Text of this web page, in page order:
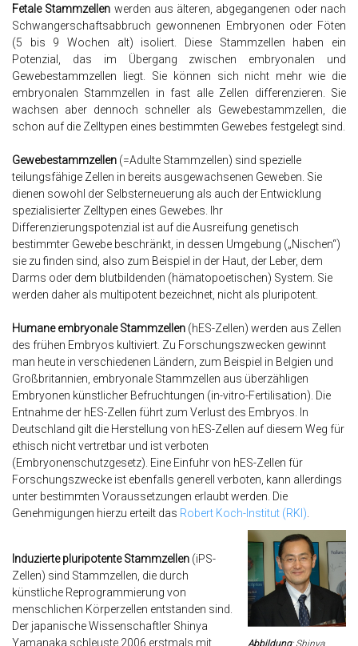
Fetale Stammzellen werden aus älteren, abgegangenen oder nach
Schwangerschaftsabbruch gewonnenen Embryonen oder Föten
(5 bis 9 Wochen alt) isoliert. Diese Stammzellen haben ein
Potenzial, das im Übergang zwischen embryonalen und
Gewebestammzellen liegt. Sie können sich nicht mehr wie die
embryonalen Stammzellen in fast alle Zellen differenzieren. Sie
wachsen aber dennoch schneller als Gewebestammzellen, die
schon auf die Zelltypen eines bestimmten Gewebes festgelegt sind.
Gewebestammzellen (=Adulte Stammzellen) sind spezielle
teilungsfähige Zellen in bereits ausgewachsenen Geweben. Sie
dienen sowohl der Selbsterneuerung als auch der Entwicklung
spezialisierter Zelltypen eines Gewebes. Ihr
Differenzierungspotenzial ist auf die Ausreifung genetisch
bestimmter Gewebe beschränkt, in dessen Umgebung („Nischen“)
sie zu finden sind, also zum Beispiel in der Haut, der Leber, dem
Darms oder dem blutbildenden (hämatopoetischen) System. Sie
werden daher als multipotent bezeichnet, nicht als pluripotent.
Humane embryonale Stammzellen (hES-Zellen) werden aus Zellen
des frühen Embryos kultiviert. Zu Forschungszwecken gewinnt
man heute in verschiedenen Ländern, zum Beispiel in Belgien und
Großbritannien, embryonale Stammzellen aus überzähligen
Embryonen künstlicher Befruchtungen (in-vitro-Fertilisation). Die
Entnahme der hES-Zellen führt zum Verlust des Embryos. In
Deutschland gilt die Herstellung von hES-Zellen auf diesem Weg für
ethisch nicht vertretbar und ist verboten
(Embryonenschutzgesetz). Eine Einfuhr von hES-Zellen für
Forschungszwecke ist ebenfalls generell verboten, kann allerdings
unter bestimmten Voraussetzungen erlaubt werden. Die
Genehmigungen hierzu erteilt das Robert Koch-Institut (RKI)
Induzierte pluripotente Stammzellen (iPS-
Zellen) sind Stammzellen, die durch
künstliche Reprogrammierung von
menschlichen Körperzellen entstanden sind.
Der japanische Wissenschaftler Shinya
Yamanaka schleuste 2006 erstmals mit